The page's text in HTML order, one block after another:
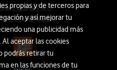
España S.A.U.
28042 Madrid
propias y de terceros para
y así mejorar tu
una publicidad más
aceptar las cookies
podrás retirar tu
en las funciones de tu